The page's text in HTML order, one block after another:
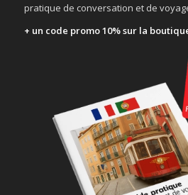
pratique de conversation et de
+ un code promo 10% sur la